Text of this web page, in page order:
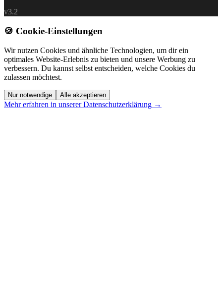
v3.2
🍪 Cookie-Einstellungen
Wir nutzen Cookies und ähnliche Technologien, um dir ein
optimales Website-Erlebnis zu bieten und unsere Werbung zu
verbessern. Du kannst selbst entscheiden, welche Cookies du
zulassen möchtest.
Nur notwendige Alle akzeptieren
Mehr erfahren in unserer Datenschutzerklärung →